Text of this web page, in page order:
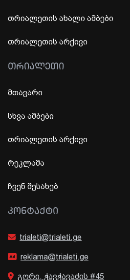
თრიალეთის ახალი ამბები
თრიალეთის არქივი
ᲗᲠᲘᲐᲚᲔᲗᲘ
მთავარი
სხვა ამბები
თრიალეთის არქივი
რეკლამა
ჩვენ შესახებ
ᲙᲝᲜᲢᲐᲥᲢᲘ
trialeti@trialeti.ge
reklama@trialeti.ge
გორი, ჭავჭავაძის #45